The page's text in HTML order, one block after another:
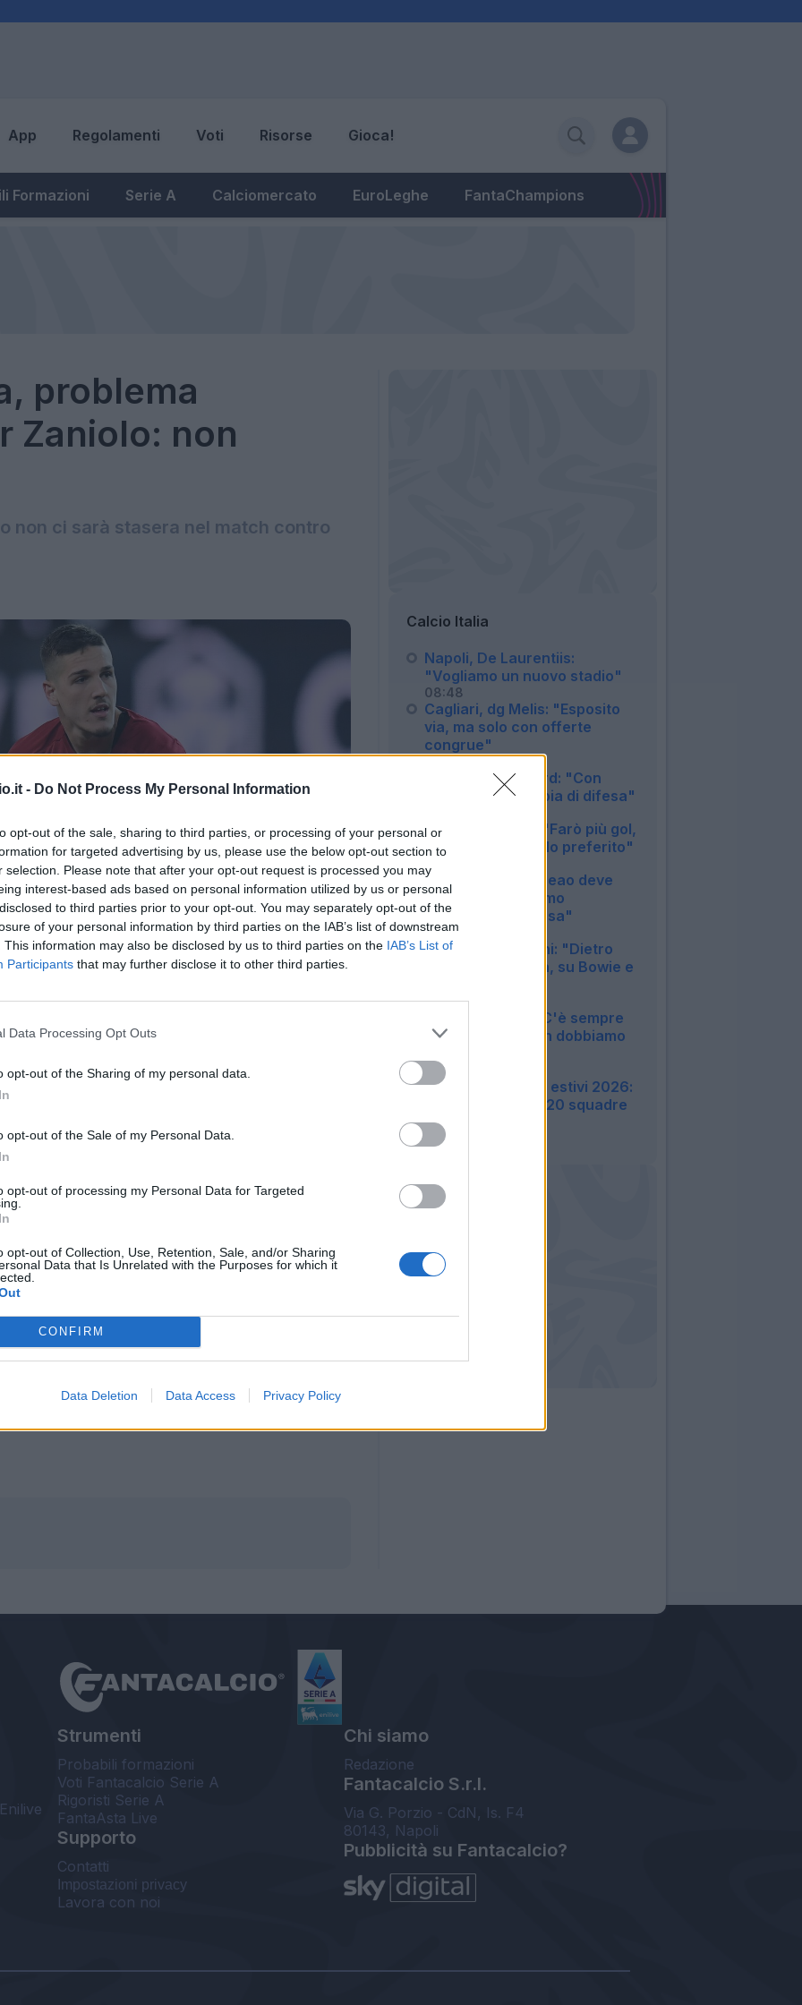
- Do Not Process My Personal Information
opt-out of the sale, sharing to third parties, or processing of your personal or
for targeted advertising by us, please use the below opt-out section to
selection. Please note that after your opt-out request is processed you may
interest-based ads based on personal information utilized by us or personal
to third parties prior to your opt-out. You may separately opt-out of the
of your personal information by third parties on the IAB’s list of downstream
This information may also be disclosed by us to third parties on the IAB’s List of
Participants that may further disclose it to other third parties.
Data Processing Opt Outs
opt-out of the Sharing of my personal data.
opt-out of the Sale of my Personal Data.
opt-out of processing my Personal Data for Targeted
opt-out of Collection, Use, Retention, Sale, and/or Sharing
Data that Is Unrelated with the Purposes for which it
CONFIRM
Data Deletion Data Access Privacy Policy
App Regolamenti Voti Risorse Gioca!
Formazioni Serie A Calciomercato EuroLeghe FantaChampions
problema
Zaniolo: non
non ci sarà stasera nel match contro
per Zaniolo: non convocato (Getty
Images)
non arrivano buone notizie per la
a meno di Nicolò Zaniolo nel match
ad una scelta concordata con José
sia dovuto ad un problema muscolare
quanto riportato da Radio Radio, infatti,
che non gli consentirebbe di
Calcio Italia
Napoli, De Laurentiis:
"Vogliamo un nuovo stadio"
08:48
Cagliari, dg Melis: "Esposito
via, ma solo con offerte
congrue"
08:26
Lazio, Provstgaard: "Con
Doekhi bella coppia di difesa"
Napoli, Politano: "Farò più gol,
il 4-3-3 mio modulo preferito"
Milan, Amorim: "Leao deve
divertirsi, dobbiamo
migliorare una cosa"
07:53
Sassuolo, Aquilani: "Dietro
siamo in difficoltà, su Bowie e
23:48
Lazio, Gattuso: "C'è sempre
da migliorare, non dobbiamo
23:08
Amichevoli e ritiri estivi 2026:
tutte le info sulle 20 squadre
di Serie A
22:22
Strumenti
Probabili formazioni
Voti Fantacalcio Serie A
Rigoristi Serie A
FantaAsta Live
Supporto
Contatti
Impostazioni privacy
Lavora con noi
Chi siamo
Redazione
Fantacalcio S.r.l.
Via G. Porzio - CdN, Is. F4
80143, Napoli
Pubblicità su Fantacalcio?